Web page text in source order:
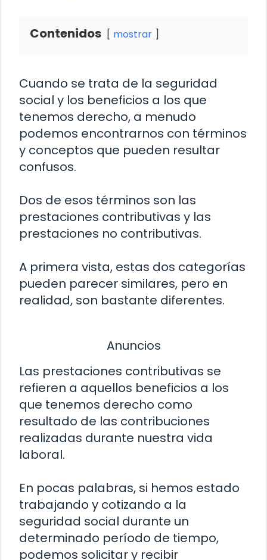
Contenidos mostrar
Cuando se trata de la seguridad
social y los beneficios a los que
tenemos derecho, a menudo
podemos encontrarnos con términos
y conceptos que pueden resultar
confusos.
Dos de esos términos son las
prestaciones contributivas y las
prestaciones no contributivas.
A primera vista, estas dos categorías
pueden parecer similares, pero en
realidad, son bastante diferentes.
Anuncios
Las prestaciones contributivas se
refieren a aquellos beneficios a los
que tenemos derecho como
resultado de las contribuciones
realizadas durante nuestra vida
laboral.
En pocas palabras, si hemos estado
trabajando y cotizando a la
seguridad social durante un
determinado período de tiempo,
podemos solicitar y recibir